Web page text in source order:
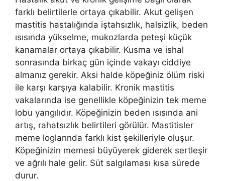
farklı belirtilerle ortaya çıkabilir. Akut gelişen
mastitis hastalığında iştahsızlık, halsizlik, beden
ısısında yükselme, mukozlarda peteşi küçük
kanamalar ortaya çıkabilir. Kusma ve ishal
sonrasında birkaç gün içinde vakayı ciddiye
almanız gerekir. Aksi halde köpeğiniz ölüm riski
ile karşı karşıya kalabilir. Kronik mastitis
vakalarında ise genellikle köpeğinizin tek meme
lobu yangılıdır. Köpeğinizin beden ısısında ani
artış, rahatsızlık belirtileri görülür. Mastitisler
meme loglarında farklı kist şekilleriyle oluşur.
Köpeğinizin memesi büyüyerek giderek sertleşir
ve ağrılı hale gelir. Süt salgılaması kısa sürede
durur.